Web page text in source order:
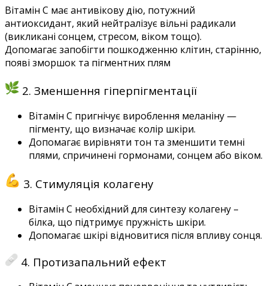
Вітамін С має антивікову дію, потужний
антиоксидант, який нейтралізує вільні радикали
(викликані сонцем, стресом, віком тощо).
Допомагає запобігти пошкодженню клітин, старінню,
появі зморшок та пігментних плям
2. Зменшення гіперпігментації
Вітамін С пригнічує вироблення меланіну —
пігменту, що визначає колір шкіри.
Допомагає вирівняти тон та зменшити темні
плями, спричинені гормонами, сонцем або віком.
3. Стимуляція колагену
Вітамін С необхідний для синтезу колагену –
білка, що підтримує пружність шкіри.
Допомагає шкірі відновитися після впливу сонця.
4. Протизапальний ефект